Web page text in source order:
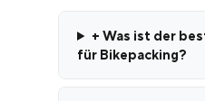
+ Was ist der
für Bikepacking?